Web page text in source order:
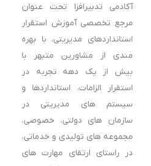
آکادمی تدبیرافزا تحت عنوان
مرجع تخصصی آموزش استقرار
استانداردهای مدیریتی، با بهره
مندی از مشاورین متبهر با
بیش از یک دهه تجربه در
استقرار الزامات، استانداردها و
سیستم های مدیریتی در
سازمان های دولتی، خصوصی،
مجموعه های تولیدی و خدماتی،
در راستای ارتقای مهارت های